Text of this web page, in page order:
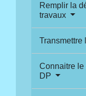
Remplir la
travaux
Transmettre
Connaitre
DP